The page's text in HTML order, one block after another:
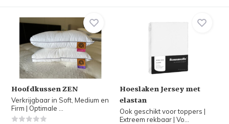
Hoofdkussen ZEN
Verkrijgbaar in Soft, Medium en
Firm | Optimale ...
Hoeslaken Jersey met
elastan
Ook geschikt voor toppers |
Extreem rekbaar | Vo...